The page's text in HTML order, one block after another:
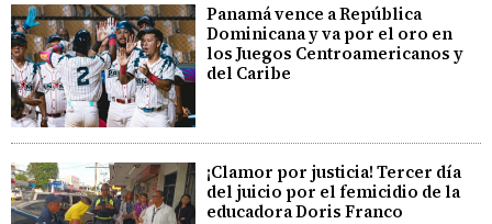
Panamá vence a República
Dominicana y va por el oro en
los Juegos Centroamericanos y
del Caribe
¡Clamor por justicia! Tercer día
del juicio por el femicidio de la
educadora Doris Franco